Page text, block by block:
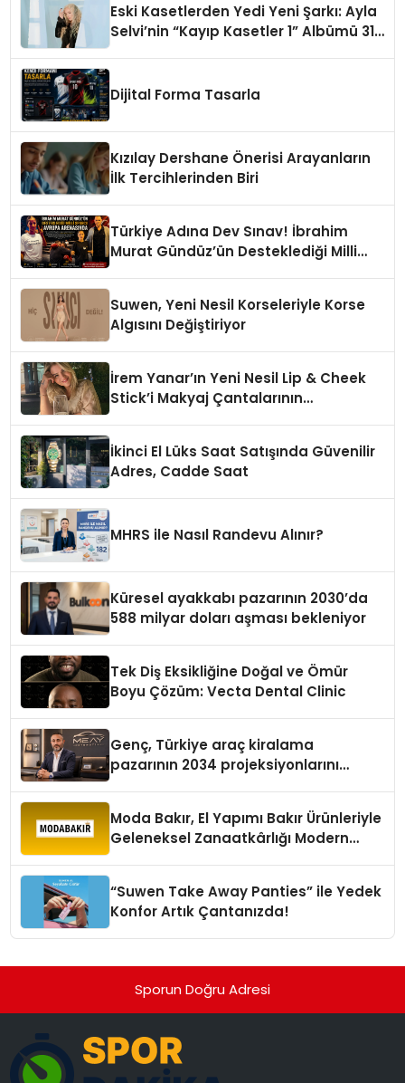
Eski Kasetlerden Yedi Yeni Şarkı: Ayla
Selvi’nin “Kayıp Kasetler 1” Albümü 31
Dijital Forma Tasarla
Kızılay Dershane Önerisi Arayanların
İlk Tercihlerinden Biri
Türkiye Adına Dev Sınav! İbrahim
Murat Gündüz’ün Desteklediği Milli
Suwen, Yeni Nesil Korseleriyle Korse
Algısını Değiştiriyor
İrem Yanar’ın Yeni Nesil Lip & Cheek
Stick’i Makyaj Çantalarının
İkinci El Lüks Saat Satışında Güvenilir
Adres, Cadde Saat
MHRS ile Nasıl Randevu Alınır?
Küresel ayakkabı pazarının 2030’da
588 milyar doları aşması bekleniyor
Tek Diş Eksikliğine Doğal ve Ömür
Boyu Çözüm: Vecta Dental Clinic
Genç, Türkiye araç kiralama
pazarının 2034 projeksiyonlarını
Moda Bakır, El Yapımı Bakır Ürünleriyle
Geleneksel Zanaatkârlığı Modern
“Suwen Take Away Panties” ile Yedek
Konfor Artık Çantanızda!
Sporun Doğru Adresi